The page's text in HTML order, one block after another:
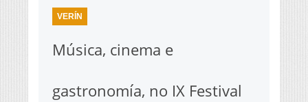
VERÍN
Música, cinema e
gastronomía, no IX Festival